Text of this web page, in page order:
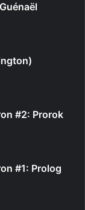
#2: Prorok
#1: Prolog